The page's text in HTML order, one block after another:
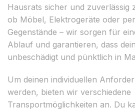
Hausrats sicher und zuverlässig
ob Möbel, Elektrogeräte oder
Gegenstände – wir sorgen für
Ablauf und garantieren, dass
unbeschädigt und pünktlich in
Um deinen individuellen
werden, bieten wir verschiedene
Transportmöglichkeiten an. Du